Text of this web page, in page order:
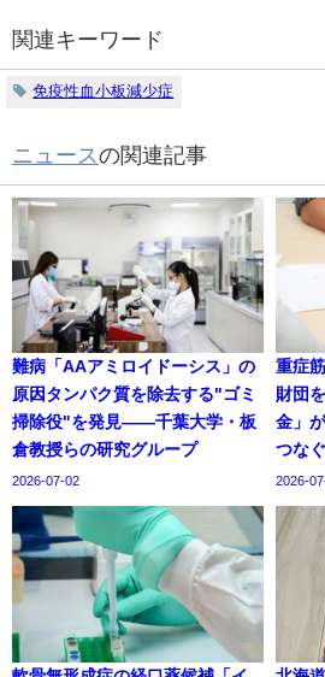
関連キーワード
免疫性血小板減少症
ニュースの関連記事
難病「AAアミロイドーシス」の
原因タンパク質を除去する"ゴミ
掃除役"を発見——千葉大学・板
倉教授らの研究グループ
2026-07-02
重症
財団
金」
つな
2026-